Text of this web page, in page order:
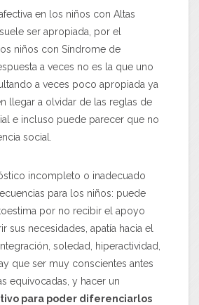
en los niños con Altas
ser apropiada, por el
niños con Síndrome de
a veces no es la que uno
a veces poco apropiada ya
llegar a olvidar de las reglas de
e incluso puede parecer que no
social.
incompleto o inadecuado
para los niños: puede
por no recibir el apoyo
sus necesidades, apatía hacia el
soledad, hiperactividad,
que ser muy conscientes antes
equivocadas, y hacer un
para poder diferenciarlos